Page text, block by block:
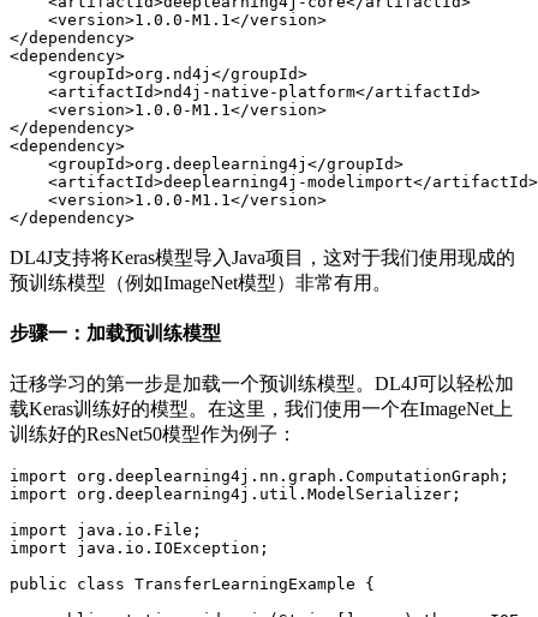
<version>1.0.0-M1.1 </version>
</dependency>
<dependency>
<groupId>org.nd4j </groupId>
<artifactId>nd4j-native-platform</artifactId>
<version>1.0.0-M1.1 </version>
</dependency>
<dependency>
<groupId>org.deeplearning4j </groupId>
<artifactId>deeplearning4j-modelimport</artifactId>
<version>1.0.0-M1.1 </version>
</dependency>
DL4J支持将Keras模型导入Java项目，这对于我们使用现成的
预训练模型（例如ImageNet模型）非常有用。
步骤一：加载预训练模型
迁移学习的第一步是加载一个预训练模型。DL4J可以轻松加
载Keras训练好的模型。在这里，我们使用一个在ImageNet上
训练好的ResNet50模型作为例子：
import org . deeplearning4j . nn . graph . ComputationGraph ;
import org . deeplearning4j . util . ModelSerializer ;
import
java . io . File ;
import
java . io . IOException ;
public
class TransferLearningExample
{